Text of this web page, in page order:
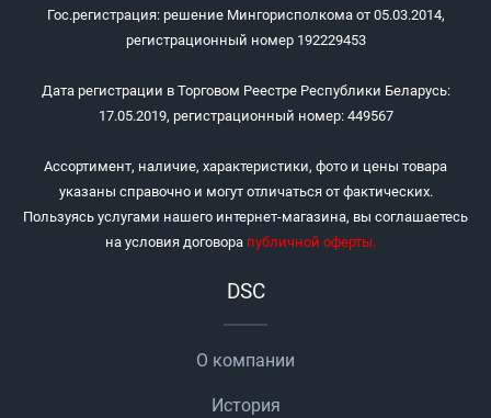
Гос.регистрация: решение Мингорисполкома от 05.03.2014,
регистрационный номер 192229453
Дата регистрации в Торговом Реестре Республики Беларусь:
17.05.2019, регистрационный номер: 449567
Ассортимент, наличие, характеристики, фото и цены товара
указаны справочно и могут отличаться от фактических.
Пользуясь услугами нашего интернет-магазина, вы соглашаетесь
на условия договора публичной оферты.
DSC
О компании
История